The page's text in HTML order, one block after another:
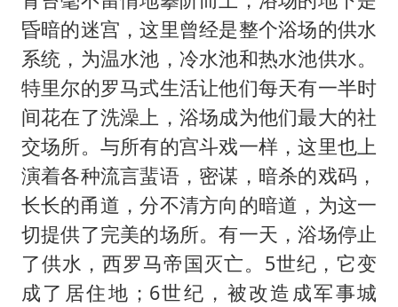
昏暗的迷宫，这里曾经是整个浴场的供水
系统，为温水池，冷水池和热水池供水。
特里尔的罗马式生活让他们每天有一半时
间花在了洗澡上，浴场成为他们最大的社
交场所。与所有的宫斗戏一样，这里也上
演着各种流言蜚语，密谋，暗杀的戏码，
长长的甬道，分不清方向的暗道，为这一
切提供了完美的场所。有一天，浴场停止
了供水，西罗马帝国灭亡。5世纪，它变
成了居住地；6世纪，被改造成军事城